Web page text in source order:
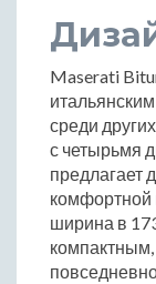
Maserati
среди
с четырьмя
предлагает
комфортной
ширина в